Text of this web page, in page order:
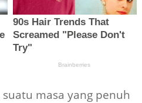
masa yang penuh